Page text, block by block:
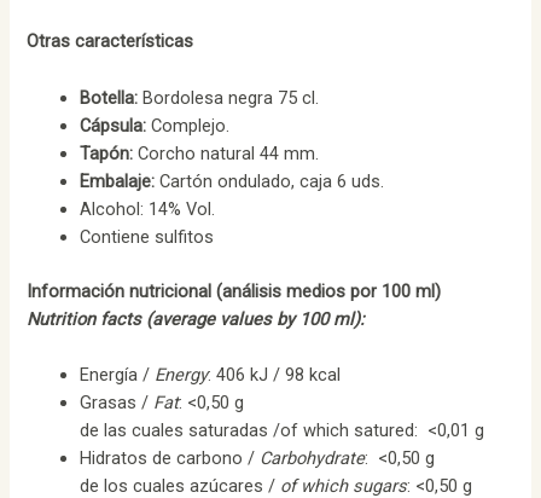
Otras características
Botella: Bordolesa negra 75 cl.
Cápsula: Complejo.
Tapón: Corcho natural 44 mm.
Embalaje: Cartón ondulado, caja 6 uds.
Alcohol: 14% Vol.
Contiene sulfitos
Información nutricional (análisis medios por 100 ml)
Nutrition facts (average values by 100 ml):
Energía / Energy: 406 kJ / 98 kcal
Grasas / Fat: <0,50 g
de las cuales saturadas /of which satured: <0,01 g
Hidratos de carbono / Carbohydrate: <0,50 g
de los cuales azúcares / of which sugars: <0,50 g